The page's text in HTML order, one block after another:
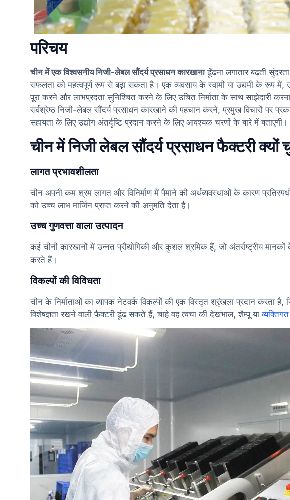
परिचय
चीन में एक विश्वसनीय निजी-लेबल सौंदर्य प्रसाधन कारखानाढूँढना लगातार बढ़ती
सफलता को महत्वपूर्ण रूप से बढ़ा सकता है। एक व्यवसाय के स्वामी या उद्यमी के रूप में,
पूरा करने और लाभप्रदता सुनिश्चित करने के लिए उचित निर्माता के साथ साझेदारी
सर्वश्रेष्ठ निजी-लेबल सौंदर्य प्रसाधन कारखाने की पहचान करने, प्रमुख विचारों पर
सहायता के लिए उद्योग अंतर्दृष्टि प्रदान करने के लिए आवश्यक चरणों के बारे में बताएगी।
चीन में निजी लेबल सौंदर्य प्रसाधन फैक्टरी क्यों
लागत प्रभावशीलता
चीन अपनी कम श्रम लागत और विनिर्माण में पैमाने की अर्थव्यवस्थाओं के कारण
को उच्च लाभ मार्जिन प्राप्त करने की अनुमति देता है।
उच्च गुणवत्ता वाला उत्पादन
कई चीनी कारखानों में उन्नत प्रौद्योगिकी और कुशल श्रमिक हैं, जो अंतर्राष्ट्रीय
करते हैं।
विकल्पों की विविधता
चीन के निर्माताओं का व्यापक नेटवर्क विकल्पों की एक विस्तृत श्रृंखला प्रदान करता
विशेषज्ञता रखने वाली फैक्टरी ढूंढ सकते हैं, चाहे वह त्वचा की देखभाल, शैम्पू या